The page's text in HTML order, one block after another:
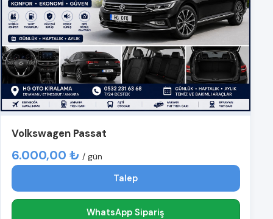
Volkswagen Passat
6.000,00 ₺ / gün
Talep
WhatsApp Sipariş